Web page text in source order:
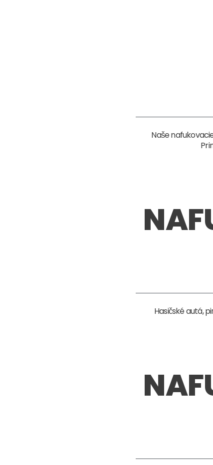
Naše
Hasičské autá,